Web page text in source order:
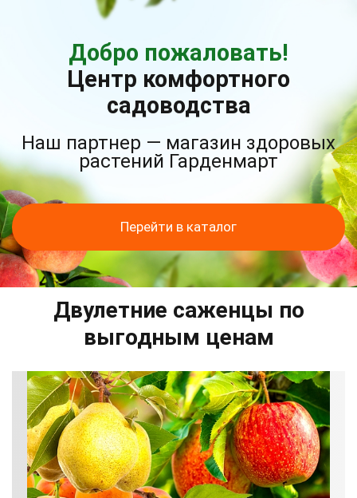
Добро пожаловать!
Центр комфортного
садоводства
Наш партнер — магазин здоровых
растений Гарденмарт
Перейти в каталог
Двулетние саженцы по
выгодным ценам